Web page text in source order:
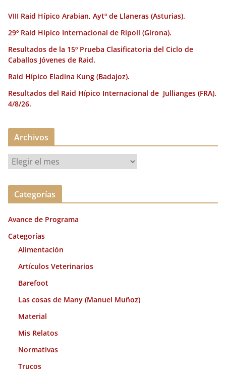
VIII Raid Hípico Arabian, Aytº de Llaneras (Asturias).
29º Raid Hípico Internacional de Ripoll (Girona).
Resultados de la 15º Prueba Clasificatoria del Ciclo de
Caballos Jóvenes de Raid.
Raid Hípico Eladina Kung (Badajoz).
Resultados del Raid Hípico Internacional de Jullianges (FRA).
4/8/26.
Archivos
r
c
v
o
Categorías
Avance de Programa
Categorías
Alimentación
Artículos Veterinarios
Barefoot
Las cosas de Many (Manuel Muñoz)
Material
Mis Relatos
Normativas
Trucos